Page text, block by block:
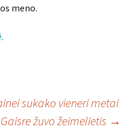
meno.
sukako vieneri metai
Gaisre žuvo žeimelietis →